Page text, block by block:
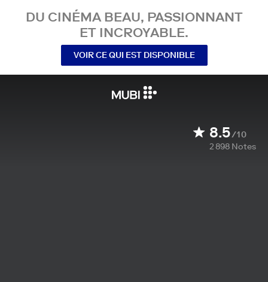
DU CINÉMA BEAU, PASSIONNANT
ET INCROYABLE.
VOIR CE QUI EST DISPONIBLE
8.5/10
2 898 Notes